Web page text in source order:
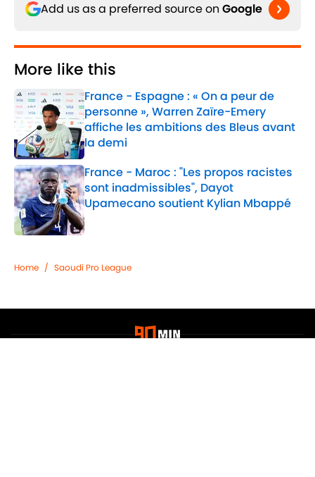
Add us as a preferred source on Google
More like this
France - Espagne : « On a peur de
personne », Warren Zaïre-Emery
affiche les ambitions des Bleus avant
la demi
Published by on Invalid Date
France - Maroc : "Les propos racistes
sont inadmissibles", Dayot
Upamecano soutient Kylian Mbappé
Published by on Invalid Date
Home / Saoudi Pro League